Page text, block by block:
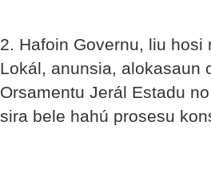
2. Hafoin Governu, liu
Lokál, anunsia, alokasaun
Orsamentu Jerál Estadu
sira bele hahú prosesu